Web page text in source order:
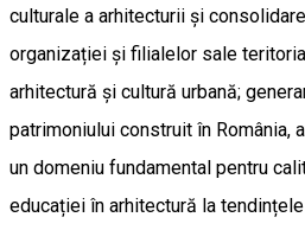
culturale a arhitecturii și
organizației și filialelor sale
arhitectură și cultură urbană;
patrimoniului construit în România,
un domeniu fundamental pentru
educației în arhitectură la